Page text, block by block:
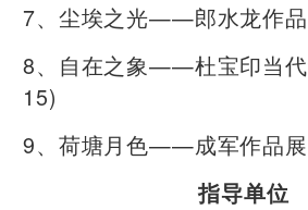
7、尘埃之光——郎水龙作品
8、自在之象——杜宝印当
15)
9、荷塘月色——成军作品
指导单位